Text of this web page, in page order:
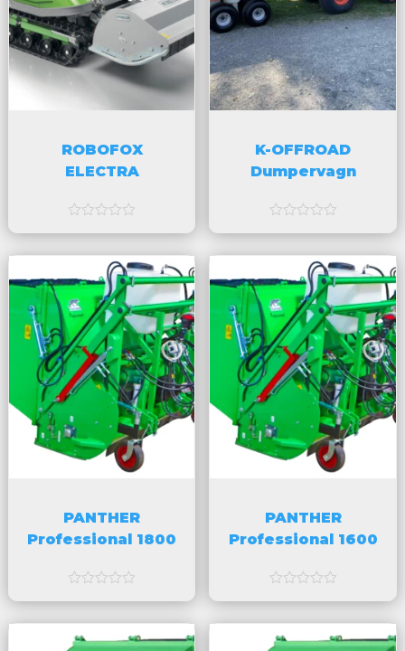
ROBOFOX
ELECTRA
v
5
K-OFFROAD
Dumpervagn
v
5
PANTHER
Professional 1800
a
PANTHER
Professional 1600
a